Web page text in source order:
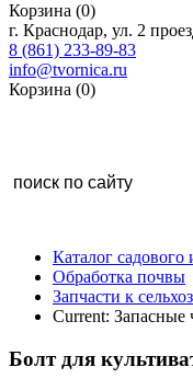
Корзина (0)
г. Краснодар, ул. 2
8 (861) 233-89-83
info@tvornica.ru
Корзина (0)
Каталог
Обработка почвы
Запчасти к
Current: Запасные
Болт для